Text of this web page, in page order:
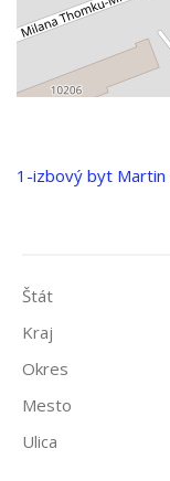
1-izbový byt Martin
Štát
Kraj
Okres
Mesto
Ulica